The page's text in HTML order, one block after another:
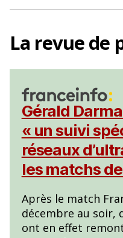
La revue de
Gérald
« un suivi
réseaux
les matchs
Après le match
décembre au soir,
ont en effet